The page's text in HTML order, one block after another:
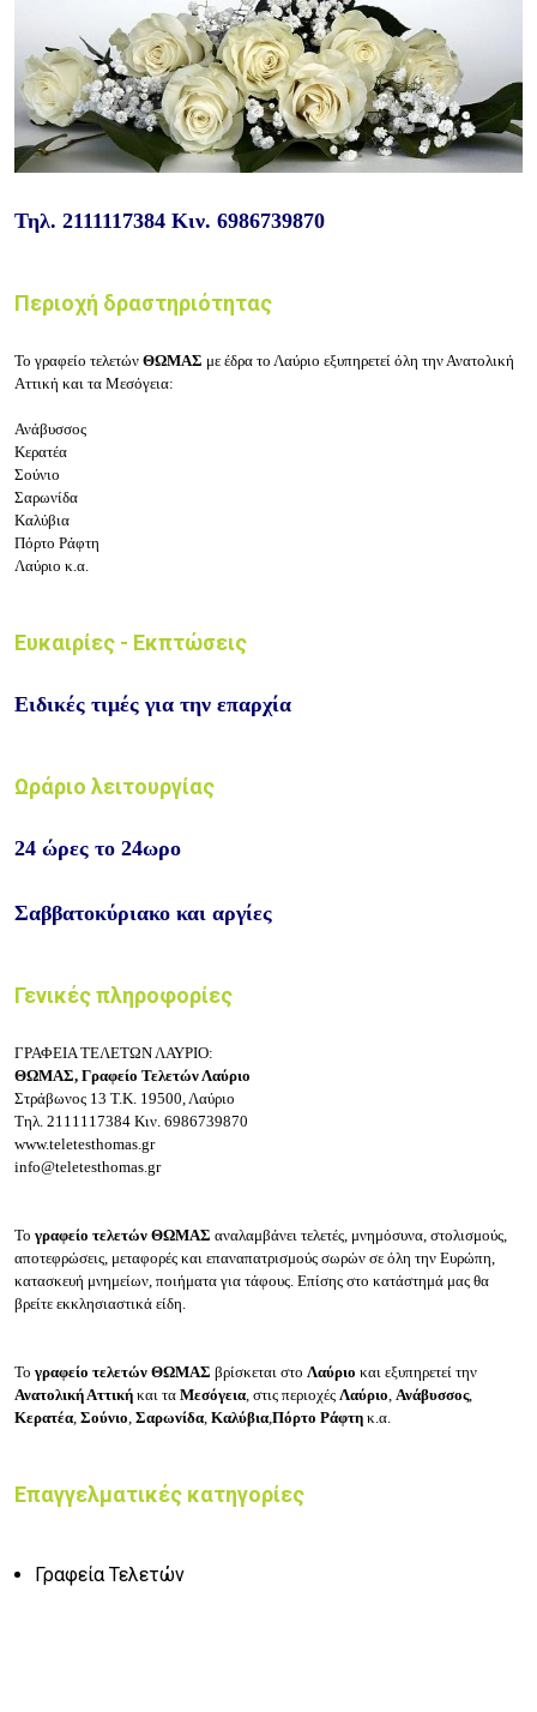
Τηλ. 2111117384 Κιν. 6986739870
Περιοχή δραστηριότητας
Το γραφείο τελετών ΘΩΜΑΣ με έδρα το Λαύριο εξυπηρετεί όλη την Ανατολική
Αττική και τα Μεσόγεια:
Ανάβυσσος
Κερατέα
Σούνιο
Σαρωνίδα
Καλύβια
Πόρτο Ράφτη
Λαύριο κ.α.
Ευκαιρίες - Εκπτώσεις
Ειδικές τιμές για την επαρχία
Ωράριο λειτουργίας
24 ώρες το 24ωρο
Σαββατοκύριακο και αργίες
Γενικές πληροφορίες
ΓΡΑΦΕΙΑ ΤΕΛΕΤΩΝ ΛΑΥΡΙΟ:
ΘΩΜΑΣ, Γραφείο Τελετών Λαύριο
Στράβωνος 13 Τ.Κ. 19500, Λαύριο
Τηλ. 2111117384 Κιν. 6986739870
www.teletesthomas.gr
info@teletesthomas.gr
Το γραφείο τελετών ΘΩΜΑΣ αναλαμβάνει τελετές, μνημόσυνα, στολισμούς,
αποτεφρώσεις, μεταφορές και επαναπατρισμούς σωρών σε όλη την Ευρώπη,
κατασκευή μνημείων, ποιήματα για τάφους. Επίσης στο κατάστημά μας θα
βρείτε εκκλησιαστικά είδη.
Το γραφείο τελετών ΘΩΜΑΣ βρίσκεται στο Λαύριο και εξυπηρετεί την
Ανατολική Αττική και τα Μεσόγεια, στις περιοχές Λαύριο, Ανάβυσσος,
Κερατέα, Σούνιο, Σαρωνίδα, Καλύβια,Πόρτο Ράφτη κ.α.
Επαγγελματικές κατηγορίες
Γραφεία Τελετών